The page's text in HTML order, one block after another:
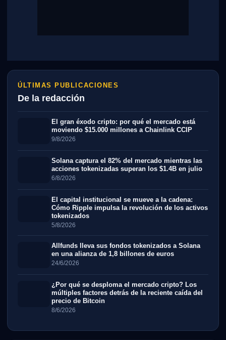
ÚLTIMAS PUBLICACIONES
De la redacción
El gran éxodo cripto: por qué el mercado está
moviendo $15.000 millones a Chainlink CCIP
9/8/2026
Solana captura el 82% del mercado mientras las
acciones tokenizadas superan los $1.4B en julio
6/8/2026
El capital institucional se mueve a la cadena:
Cómo Ripple impulsa la revolución de los activos
tokenizados
5/8/2026
Allfunds lleva sus fondos tokenizados a Solana
en una alianza de 1,8 billones de euros
24/6/2026
¿Por qué se desploma el mercado cripto? Los
múltiples factores detrás de la reciente caída del
precio de Bitcoin
8/6/2026